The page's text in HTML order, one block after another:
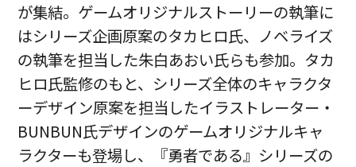
が集結。ゲームオリジナルストーリーの執筆に
はシリーズ企画原案のタカヒロ氏、ノベライズ
の執筆を担当した朱白あおい氏らも参加。タカ
ヒロ氏監修のもと、シリーズ全体のキャラクタ
ーデザイン原案を担当したイラストレーター・
BUNBUN氏デザインのゲームオリジナルキャ
ラクターも登場し、『勇者である』シリーズの